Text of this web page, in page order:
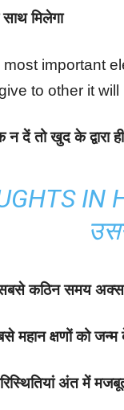
मिलेगा
important
to other it
दें तो खुद के द्वारा
IN
कठिन समय
क्षणों को जन्म
अंत में मजबूत